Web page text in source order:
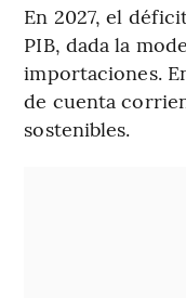
En 2027, el
PIB, dada la
importaciones.
de cuenta
sostenibles.